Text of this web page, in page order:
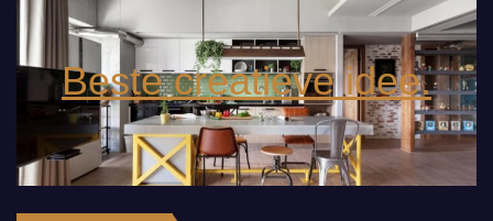
Beste creatieve idee.